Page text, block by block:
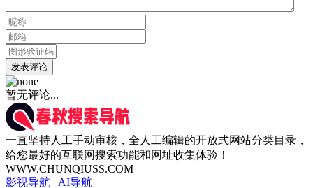
发表评论
暂无评论...
一直坚持人工手动审核，全人工编辑的开放式网站分类目录，
给您最好的互联网搜索功能和网址收集体验！
WWW.CHUNQIUSS.COM
影视导航 | AI导航